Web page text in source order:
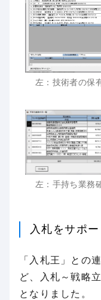
左：技術者の保
左：手持ち業務
入札をサポ
「入札王」との
ど、入札～戦略
となりました。